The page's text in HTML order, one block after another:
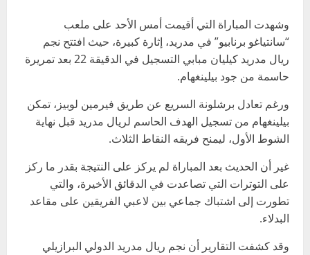
وشهدت المباراة التي أقيمت أمس الأحد على ملعب
“سانتياغو برنابيو” في مدريد، إثارة كبيرة، حيث افتتح نجم
ريال مدريد كيليان مبابي التسجيل في الدقيقة 22 بعد تمريرة
حاسمة من جود بيلينغهام.
ورغم تعادل برشلونة السريع عن طريق فيرمين لوبيز، تمكن
بيلينغهام من تسجيل الهدف الحاسم لريال مدريد قبل نهاية
الشوط الأول، ليمنح فريقه النقاط الثلاث.
غير أن الحديث بعد المباراة لم يركز على النتيجة بقدر ما ركز
على التوترات التي تصاعدت في الدقائق الأخيرة، والتي
تطورت إلى اشتباك جماعي بين لاعبي الفريقين على مقاعد
البدلاء.
وقد كشفت التقارير أن نجم ريال مدريد الدولي البرازيلي